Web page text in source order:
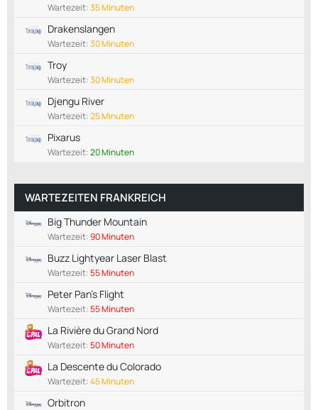
Wartezeit:35 Minuten
Drakenslangen
Wartezeit:30 Minuten
Troy
Wartezeit:30 Minuten
Djengu River
Wartezeit:25 Minuten
Pixarus
Wartezeit:20 Minuten
WARTEZEITEN FRANKREICH
Big Thunder Mountain
Wartezeit:90 Minuten
Buzz Lightyear Laser Blast
Wartezeit:55 Minuten
Peter Pan's Flight
Wartezeit:55 Minuten
La Rivière du Grand Nord
Wartezeit:50 Minuten
La Descente du Colorado
Wartezeit:45 Minuten
Orbitron